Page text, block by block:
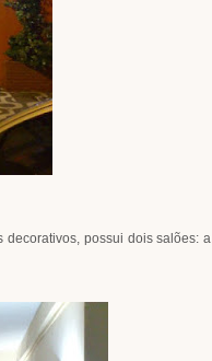
possui dois salões: a